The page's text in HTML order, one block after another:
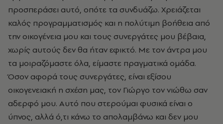
προσπεράσει αυτό, οπότε τα συνδυάζω. Χρειάζεται
καλός προγραμματισμός και η πολύτιμη βοήθεια από
την οικογένεια μου και τους συνεργάτες μου βέβαια,
χωρίς αυτούς δεν θα ήταν εφικτό. Με τον άντρα μου
τα μοιραζόμαστε όλα, είμαστε πραγματικά ομάδα.
Όσον αφορά τους συνεργάτες, είναι εξίσου
οικογενειακή η σχέση μας, τον Γιώργο τον νιώθω σαν
αδερφό μου. Αυτό που στερούμαι φυσικά είναι ο
ύπνος, αλλά ό,τι κάνω το απολαμβάνω και δεν μου